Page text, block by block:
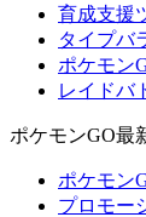
育成支援
タイプバ
ポケモン
レイドバ
ポケモンGO最
ポケモン
プロモー